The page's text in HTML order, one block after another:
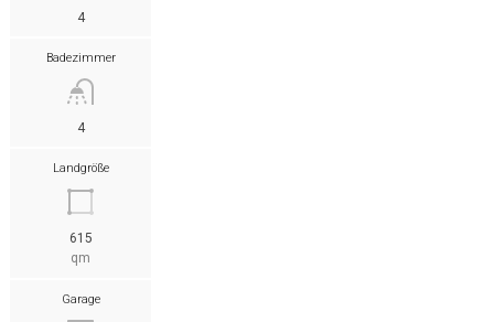
4
Badezimmer
4
Landgröße
615
qm
Garage